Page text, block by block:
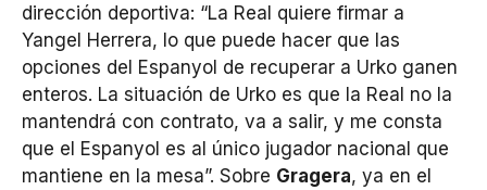
dirección deportiva: “La Real quiere firmar a
Yangel Herrera, lo que puede hacer que las
opciones del Espanyol de recuperar a Urko ganen
enteros. La situación de Urko es que la Real no la
mantendrá con contrato, va a salir, y me consta
que el Espanyol es al único jugador nacional que
mantiene en la mesa”. Sobre Gragera, ya en el